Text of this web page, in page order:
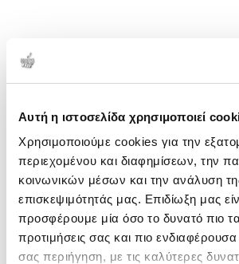
Αυτή η ιστοσελίδα χρησιμοποιεί
Χρησιμοποιούμε cookies για την
περιεχομένου και διαφημίσεων, την
κοινωνικών μέσων και την ανάλυση
επισκεψιμότητάς μας. Επιδίωξη μας
προσφέρουμε μία όσο το δυνατό πιο
προτιμήσεις σας και πιο ενδιαφέρουσα
σας περιήγηση, με τις καλύτερες